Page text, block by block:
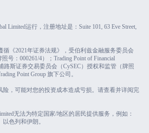
Limited运行，注册地址是：Suite 101, 63 Eve Street,
循《2021年证券法规》，受伯利兹金融服务委员会
号：000261/4）；Trading Point of Financial
路斯证券交易委员会（CySEC）授权和监管（牌照
Point Group 旗下公司。
险，可能对您的投资成本造成亏损。请查看并详阅完
无法为特定国家/地区的居民提供服务，例如：
色列和伊朗。